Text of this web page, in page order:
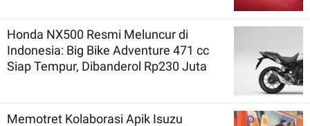
Honda NX500 Resmi Meluncur di
Indonesia: Big Bike Adventure 471 cc
Siap Tempur, Dibanderol Rp230 Juta
Memotret Kolaborasi Apik Isuzu